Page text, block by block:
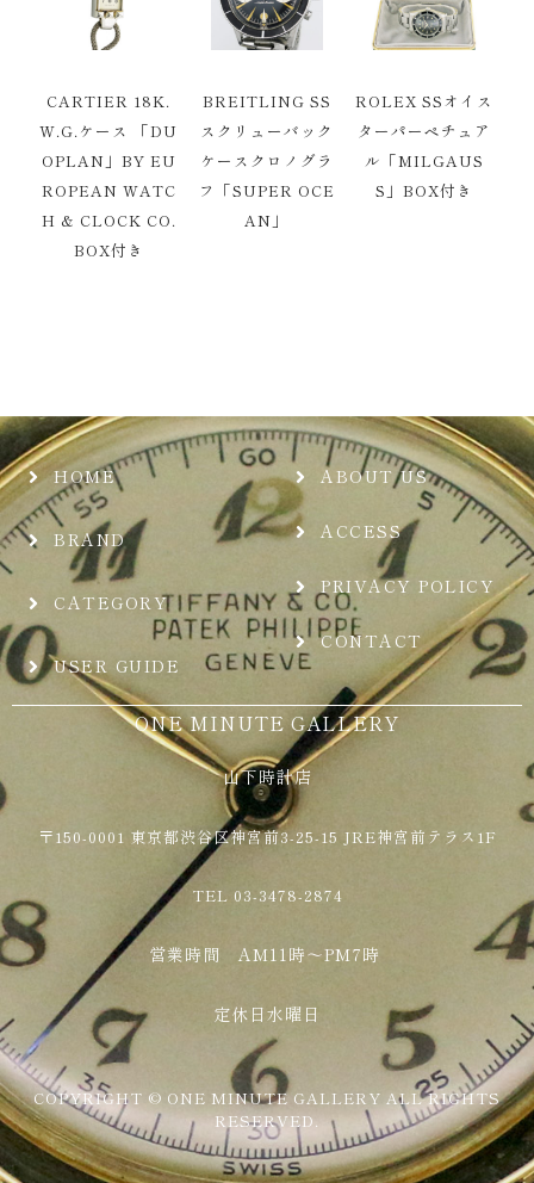
CARTIER 18K.
W.G.ケース 「DU
OPLAN」BY EU
ROPEAN WATC
H & CLOCK CO.
BOX付き
BREITLING SS
スクリューバック
ケースクロノグラ
フ「SUPER OCE
AN」
ROLEX SSオイス
ターパーペチュア
ル「MILGAUS
S」BOX付き
HOME
BRAND
CATEGORY
USER GUIDE
ABOUT US
ACCESS
PRIVACY POLICY
CONTACT
ONE MINUTE GALLERY
山下時計店
〒150-0001 東京都渋谷区神宮前3-25-15 JRE神宮前テラス1F
TEL 03-3478-2874
営業時間 AM11時～PM7時
定休日水曜日
COPYRIGHT © ONE MINUTE GALLERY ALL RIGHTS
RESERVED.